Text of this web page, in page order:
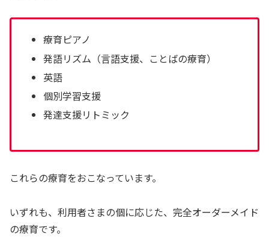
療育ピアノ
発語リズム（言語支援、ことばの療育）
英語
個別学習支援
発達支援リトミック
これらの療育をおこなっています。
いずれも、利用者さまの個に応じた、完全オーダーメイド
の療育です。